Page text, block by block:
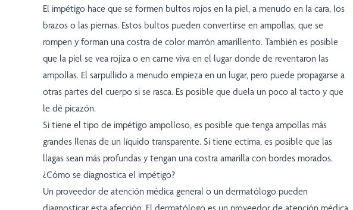
El impétigo hace que se formen bultos rojos en la piel, a menudo en la cara, los
brazos o las piernas. Estos bultos pueden convertirse en ampollas, que se
rompen y forman una costra de color marrón amarillento. También es posible
que la piel se vea rojiza o en carne viva en el lugar donde de reventaron las
ampollas. El sarpullido a menudo empieza en un lugar, pero puede propagarse a
otras partes del cuerpo si se rasca. Es posible que duela un poco al tacto y que
le dé picazón.
Si tiene el tipo de impétigo ampolloso, es posible que tenga ampollas más
grandes llenas de un líquido transparente. Si tiene ectima, es posible que las
llagas sean más profundas y tengan una costra amarilla con bordes morados.
¿Cómo se diagnostica el impétigo?
Un proveedor de atención médica general o un dermatólogo pueden